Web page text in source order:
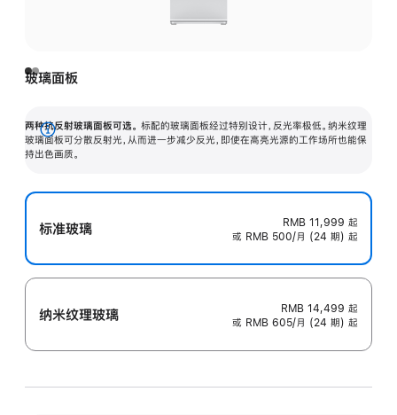
玻璃面板
两种抗反射玻璃面板可选。 标配的玻璃面板经过特别设计，反光率极低。纳米纹理
玻璃面板可分散反射光，从而进一步减少反光，即使在高亮光源的工作场所也能保
持出色画质。
展
开
标准玻璃 RMB 11,999 起
或 RMB 500/月 (24 期) 起
纳米纹理玻璃 RMB 14,499 起
或 RMB 605/月 (24 期) 起